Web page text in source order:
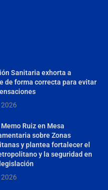
Sanitaria exhorta a
de forma correcta para evitar
Ruiz en Mesa
sobre Zonas
y plantea fortalecer el
y la seguridad en